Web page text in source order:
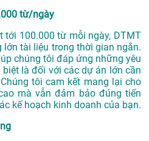
từ/ngày
100.000 từ mỗi ngày, DTMT
tài liệu trong thời gian ngắn.
chúng tôi đáp ứng những yêu
là đối với các dự án lớn cần
tôi cam kết mang lại cho
mà vẫn đảm bảo đúng tiến
kế hoạch kinh doanh của bạn.